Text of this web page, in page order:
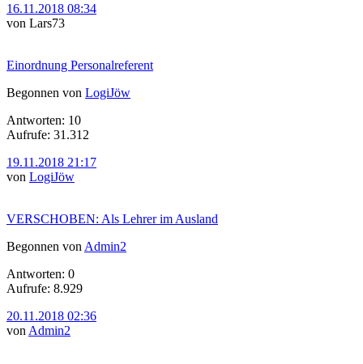
16.11.2018 08:34
von Lars73
Einordnung Personalreferent
Begonnen von LogiJöw
Antworten: 10
Aufrufe: 31.312
19.11.2018 21:17
von LogiJöw
VERSCHOBEN: Als Lehrer im Ausland
Begonnen von Admin2
Antworten: 0
Aufrufe: 8.929
20.11.2018 02:36
von Admin2